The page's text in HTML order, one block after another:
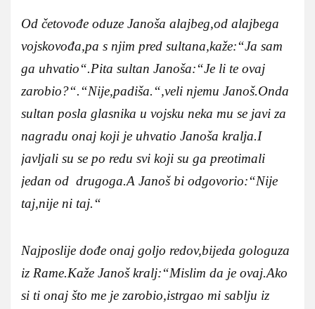
Od četovođe oduze Janoša alajbeg,od alajbega
vojskovođa,pa s njim pred sultana,kaže:“Ja sam
ga uhvatio“.Pita sultan Janoša:“Je li te ovaj
zarobio?“.“Nije,padiša.“,veli njemu Janoš.Onda
sultan posla glasnika u vojsku neka mu se javi za
nagradu onaj koji je uhvatio Janoša kralja.I
javljali su se po redu svi koji su ga preotimali
jedan od drugoga.A Janoš bi odgovorio:“Nije
taj,nije ni taj.“
Najposlije dođe onaj goljo redov,bijeda gologuza
iz Rame.Kaže Janoš kralj:“Mislim da je ovaj.Ako
si ti onaj što me je zarobio,istrgao mi sablju iz